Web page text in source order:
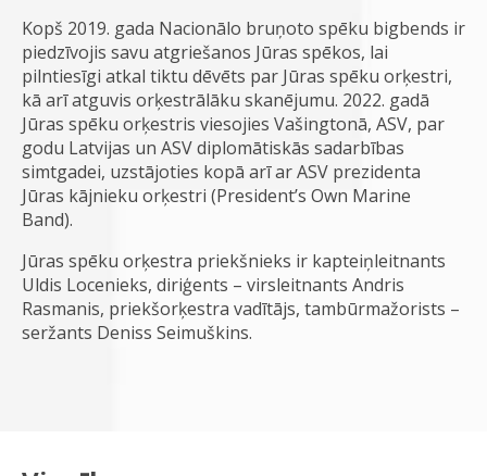
Kopš 2019. gada Nacionālo bruņoto spēku bigbends ir
piedzīvojis savu atgriešanos Jūras spēkos, lai
pilntiesīgi atkal tiktu dēvēts par Jūras spēku orķestri,
kā arī atguvis orķestrālāku skanējumu. 2022. gadā
Jūras spēku orķestris viesojies Vašingtonā, ASV, par
godu Latvijas un ASV diplomātiskās sadarbības
simtgadei, uzstājoties kopā arī ar ASV prezidenta
Jūras kājnieku orķestri (President’s Own Marine
Band).
Jūras spēku orķestra priekšnieks ir kapteiņleitnants
Uldis Locenieks, diriģents – virsleitnants Andris
Rasmanis, priekšorķestra vadītājs, tambūrmažorists –
seržants Deniss Seimuškins.